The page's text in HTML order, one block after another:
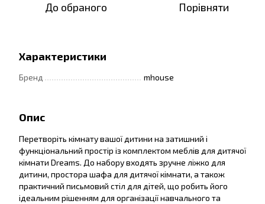
До обраного Порівняти
Характеристики
Бренд mhouse
Опис
Перетворіть кімнату вашої дитини на затишний і
функціональний простір із комплектом меблів для дитячої
кімнати Dreams. До набору входять зручне ліжко для
дитини, простора шафа для дитячої кімнати, а також
практичний письмовий стіл для дітей, що робить його
ідеальним рішенням для організації навчального та